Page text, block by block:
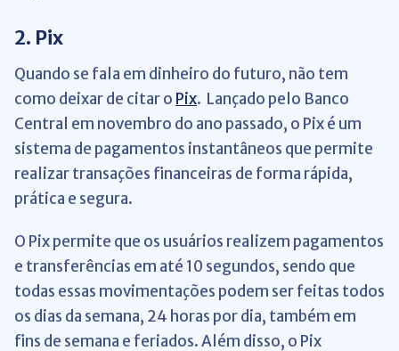
2. Pix
Quando se fala em dinheiro do futuro, não tem
como deixar de citar o Pix. Lançado pelo Banco
Central em novembro do ano passado, o Pix é um
sistema de pagamentos instantâneos que permite
realizar transações financeiras de forma rápida,
prática e segura.
O Pix permite que os usuários realizem pagamentos
e transferências em até 10 segundos, sendo que
todas essas movimentações podem ser feitas todos
os dias da semana, 24 horas por dia, também em
fins de semana e feriados. Além disso, o Pix